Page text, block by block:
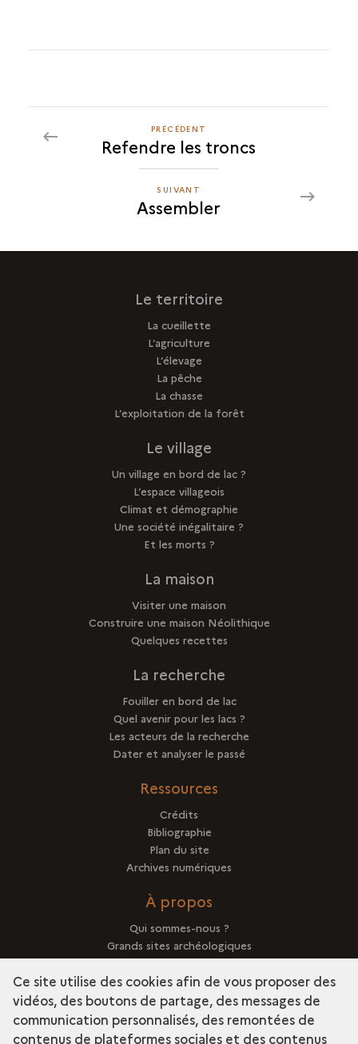
PRÉCÉDENT
ASSEMBLER
PRÉCÉDENT
Refendre les troncs
SUIVANT
ASSEMBLER
SUIVANT
Assembler
Le territoire
La cueillette
L’agriculture
L’élevage
La pêche
La chasse
L’exploitation de la forêt
Le village
Un village en bord de lac ?
L’espace villageois
Climat et démographie
Une société inégalitaire ?
Et les morts ?
La maison
Visiter une maison
Construire une maison Néolithique
Quelques recettes
La recherche
Fouiller en bord de lac
Quel avenir pour les lacs ?
Les acteurs de la recherche
Dater et analyser le passé
Ressources
Crédits
Bibliographie
Plan du site
Archives numériques
À propos
Qui sommes-nous ?
Grands sites archéologiques
Mentions légales
Ce site utilise des cookies afin de vous proposer des
vidéos, des boutons de partage, des messages de
communication personnalisés, des remontées de
contenus de plateformes sociales et des contenus